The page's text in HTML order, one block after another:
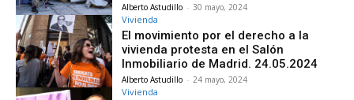
Alberto Astudillo - 30 mayo, 2024
Vivienda
El movimiento por el derecho a la
vivienda protesta en el Salón
Inmobiliario de Madrid. 24.05.2024
Alberto Astudillo - 24 mayo, 2024
Vivienda